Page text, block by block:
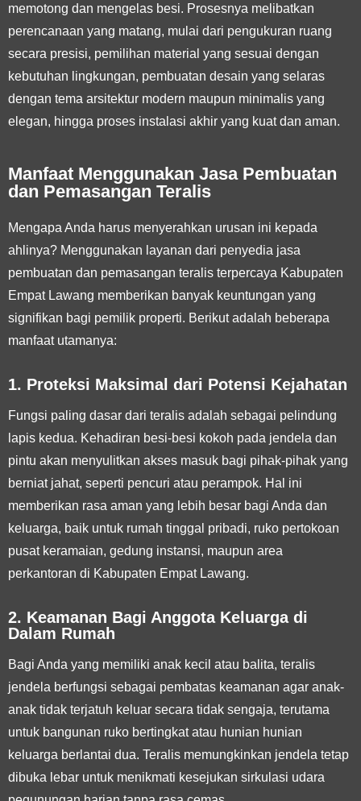
memotong dan mengelas besi. Prosesnya melibatkan
perencanaan yang matang, mulai dari pengukuran ruang
secara presisi, pemilihan material yang sesuai dengan
kebutuhan lingkungan, pembuatan desain yang selaras
dengan tema arsitektur modern maupun minimalis yang
elegan, hingga proses instalasi akhir yang kuat dan aman.
Manfaat Menggunakan Jasa Pembuatan
dan Pemasangan Teralis
Mengapa Anda harus menyerahkan urusan ini kepada
ahlinya? Menggunakan layanan dari penyedia jasa
pembuatan dan pemasangan teralis terpercaya Kabupaten
Empat Lawang memberikan banyak keuntungan yang
signifikan bagi pemilik properti. Berikut adalah beberapa
manfaat utamanya:
1. Proteksi Maksimal dari Potensi Kejahatan
Fungsi paling dasar dari teralis adalah sebagai pelindung
lapis kedua. Kehadiran besi-besi kokoh pada jendela dan
pintu akan menyulitkan akses masuk bagi pihak-pihak yang
berniat jahat, seperti pencuri atau perampok. Hal ini
memberikan rasa aman yang lebih besar bagi Anda dan
keluarga, baik untuk rumah tinggal pribadi, ruko pertokoan
pusat keramaian, gedung instansi, maupun area
perkantoran di Kabupaten Empat Lawang.
2. Keamanan Bagi Anggota Keluarga di
Dalam Rumah
Bagi Anda yang memiliki anak kecil atau balita, teralis
jendela berfungsi sebagai pembatas keamanan agar anak-
anak tidak terjatuh keluar secara tidak sengaja, terutama
untuk bangunan ruko bertingkat atau hunian hunian
keluarga berlantai dua. Teralis memungkinkan jendela tetap
dibuka lebar untuk menikmati kesejukan sirkulasi udara